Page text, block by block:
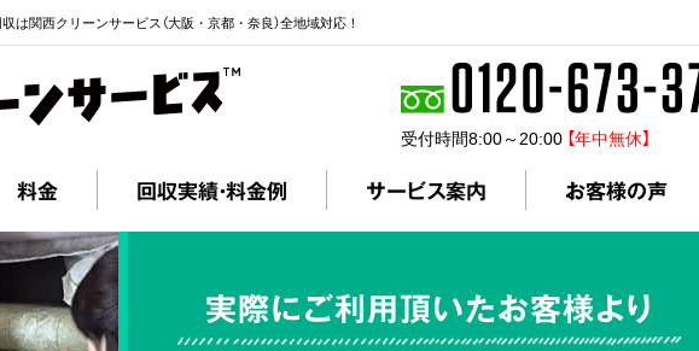
は関西クリーンサービス（大阪・京都・奈良）全地域対応！
受付時間8:00～20:00 【年中無休】
料金 回収実績・料金例 サービス案内 お客様の声
実際にご利用頂いたお客様より